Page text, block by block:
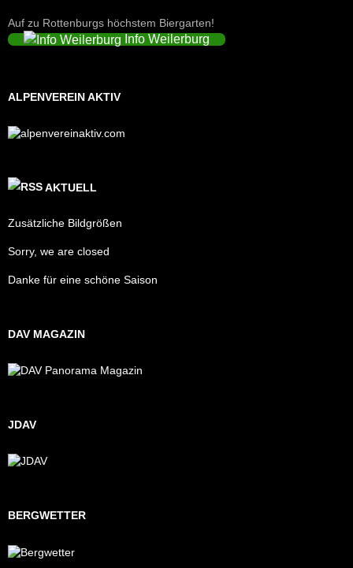
Auf zu Rottenburgs höchstem Biergarten!
Info Weilerburg
ALPENVEREIN AKTIV
AKTUELL
Zusätzliche Bildgrößen
Sorry, we are closed
Danke für eine schöne Saison
DAV MAGAZIN
JDAV
BERGWETTER